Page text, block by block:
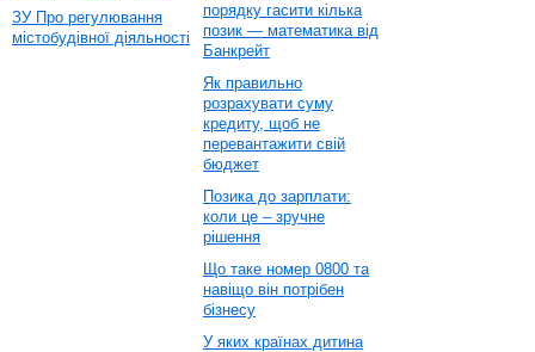
ЗУ Про регулювання
містобудівної діяльності
порядку гасити кілька
позик — математика від
Банкрейт
Як правильно
розрахувати суму
кредиту, щоб не
перевантажити свій
бюджет
Позика до зарплати:
коли це – зручне
рішення
Що таке номер 0800 та
навіщо він потрібен
бізнесу
У яких країнах дитина